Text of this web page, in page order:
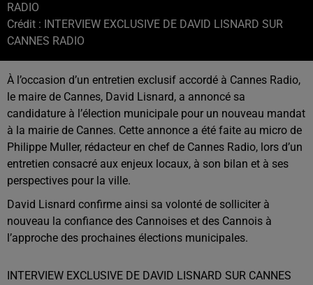
RADIO
Crédit : INTERVIEW EXCLUSIVE DE DAVID LISNARD SUR
CANNES RADIO
À l’occasion d’un entretien exclusif accordé à Cannes Radio,
le maire de Cannes, David Lisnard, a annoncé sa
candidature à l’élection municipale pour un nouveau mandat
à la mairie de Cannes. Cette annonce a été faite au micro de
Philippe Muller, rédacteur en chef de Cannes Radio, lors d’un
entretien consacré aux enjeux locaux, à son bilan et à ses
perspectives pour la ville.
David Lisnard confirme ainsi sa volonté de solliciter à
nouveau la confiance des Cannoises et des Cannois à
l’approche des prochaines élections municipales.
INTERVIEW EXCLUSIVE DE DAVID LISNARD SUR CANNES